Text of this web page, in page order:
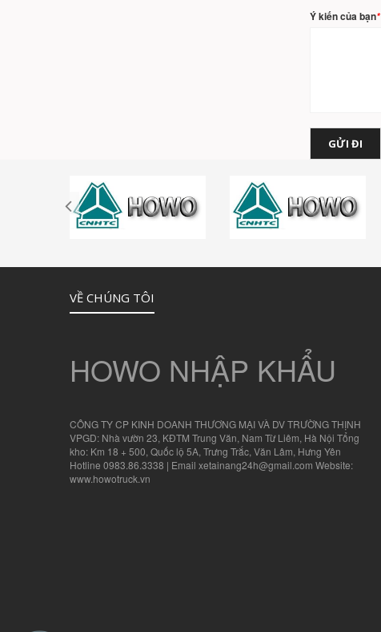
Ý kiến của bạn*
GỬI ĐI
VỀ CHÚNG TÔI
HOWO NHẬP KHẨU
CÔNG TY CP KINH DOANH THƯƠNG MẠI VÀ DV TRƯỜNG THỊNH
VPGD: Nhà vườn 23, KĐTM Trung Văn, Nam Từ Liêm, Hà Nội Tổng
kho: Km 18 + 500, Quốc lộ 5A, Trưng Trắc, Văn Lâm, Hưng Yên
Hotline 0983.86.3338 | Email xetainang24h@gmail.com Website:
www.howotruck.vn